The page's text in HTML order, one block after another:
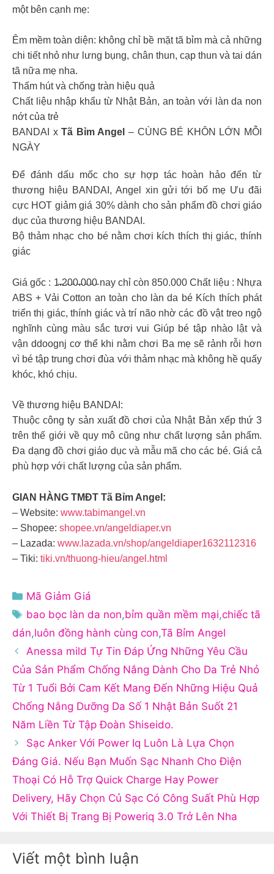
một bên cạnh mẹ:
Êm mềm toàn diện: không chỉ bề mặt tã bỉm mà cả những
chi tiết nhỏ như lưng bụng, chân thun, cạp thun và tai dán
tã nữa mẹ nha.
Thấm hút và chống tràn hiệu quả
Chất liệu nhập khẩu từ Nhật Bản, an toàn với làn da non
nớt của trẻ
BANDAI xTã Bỉm Angel– CÙNG BÉ KHÔN LỚN MỖI
NGÀY
Để đánh dấu mốc cho sự hợp tác hoàn hảo đến từ
thương hiệu BANDAI, Angel xin gửi tới bố mẹ Ưu đãi
cực HOT giảm giá 30% dành cho sản phẩm đồ chơi giáo
dục của thương hiệu BANDAI.
Bộ thảm nhạc cho bé nằm chơi kích thích thị giác, thính
giác
Giá gốc : 1̵.̵2̵0̵0̵.̵0̵0̵0̵ nay chỉ còn 850.000 Chất liệu : Nhựa
ABS + Vải Cotton an toàn cho làn da bé Kích thích phát
triển thị giác, thính giác và trí não nhờ các đồ vật treo ngộ
nghĩnh cùng màu sắc tươi vui Giúp bé tập nhào lật và
vận ddoognj cơ thể khi nằm chơi Ba mẹ sẽ rảnh rỗi hơn
vì bé tập trung chơi đùa với thảm nhạc mà không hề quấy
khóc, khó chịu.
Về thương hiệu BANDAI:
Thuộc công ty sản xuất đồ chơi của Nhật Bản xếp thứ 3
trên thế giới về quy mô cũng như chất lượng sản phẩm.
Đa dạng đồ chơi giáo dục và mẫu mã cho các bé. Giá cả
phù hợp với chất lượng của sản phẩm.
GIAN HÀNG TMĐT Tã Bỉm Angel:
– Website: www.tabimangel.vn
– Shopee: shopee.vn/angeldiaper.vn
– Lazada: www.lazada.vn/shop/angeldiaper1632112316
– Tiki: tiki.vn/thuong-hieu/angel.html
Danh
mục
Mã Giảm Giá
Thẻ
bao bọc làn da non,bỉm quần mềm mại,chiếc tã
dán,luôn đồng hành cùng con,Tã Bỉm Angel
Anessa mild Tự Tin Đáp Ứng Những Yêu Cầu
Của Sản Phẩm Chống Nắng Dành Cho Da Trẻ Nhỏ
Từ 1 Tuổi Bởi Cam Kết Mang Đến Những Hiệu Quả
Chống Nắng Dưỡng Da Số 1 Nhật Bản Suốt 21
Năm Liền Từ Tập Đoàn Shiseido.
Sạc Anker Với Power Iq Luôn Là Lựa Chọn
Đáng Giá. Nếu Bạn Muốn Sạc Nhanh Cho Điện
Thoại Có Hỗ Trợ Quick Charge Hay Power
Delivery, Hãy Chọn Củ Sạc Có Công Suất Phù Hợp
Với Thiết Bị Trang Bị Poweriq 3.0 Trở Lên Nha
Viết một bình luận